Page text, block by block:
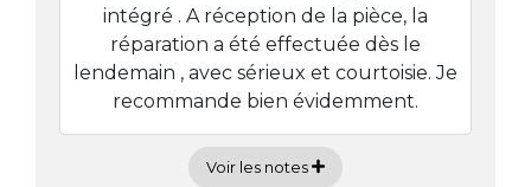
intégré . A réception de la pièce, la
réparation a été effectuée dès le
lendemain , avec sérieux et courtoisie. Je
recommande bien évidemment.
Voir les notes